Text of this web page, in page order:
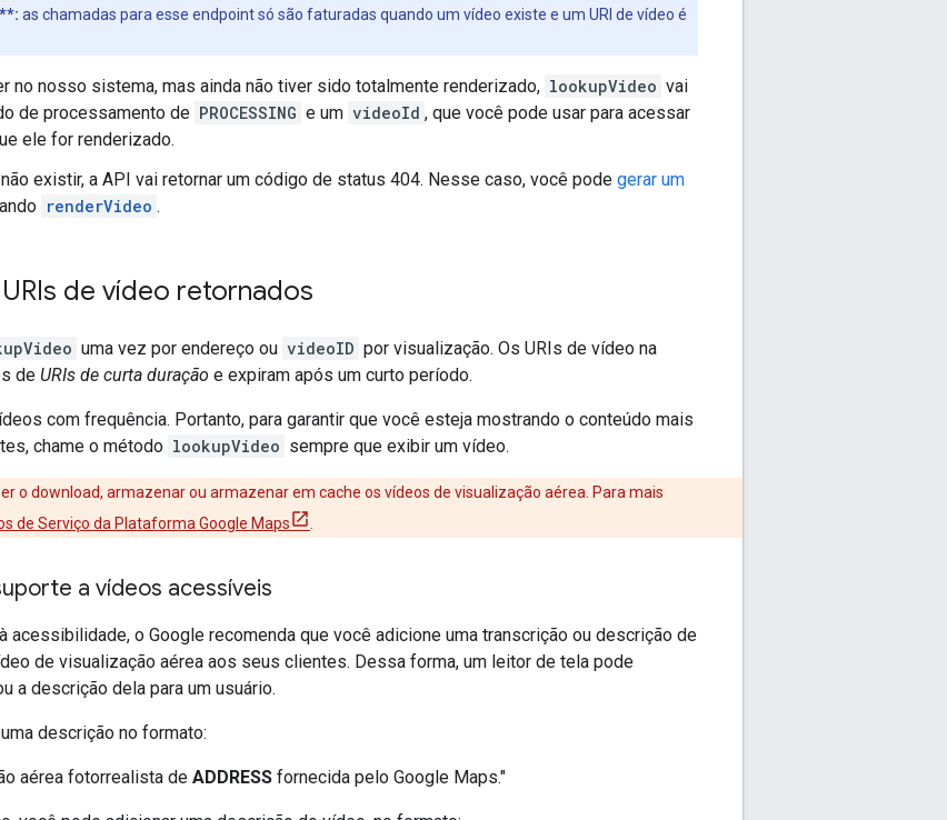
as chamadas para esse endpoint só são faturadas quando um vídeo existe e um URI de vídeo é
no nosso sistema, mas ainda não tiver sido totalmente renderizado, lookupVideo vai
de processamento de PROCESSING e um videoId , que você pode usar para acessar
ele for renderizado.
existir, a API vai retornar um código de status 404. Nesse caso, você pode gerar um
renderVideo .
de vídeo retornados
uma vez por endereço ou videoID por visualização. Os URIs de vídeo na
de URIs de curta duração e expiram após um curto período.
com frequência. Portanto, para garantir que você esteja mostrando o conteúdo mais
chame o método lookupVideo sempre que exibir um vídeo.
o download, armazenar ou armazenar em cache os vídeos de visualização aérea. Para mais
de Serviço da Plataforma Google Maps
a vídeos acessíveis
acessibilidade, o Google recomenda que você adicione uma transcrição ou descrição de
de visualização aérea aos seus clientes. Dessa forma, um leitor de tela pode
a descrição dela para um usuário.
descrição no formato:
aérea fotorrealista de ADDRESS fornecida pelo Google Maps."